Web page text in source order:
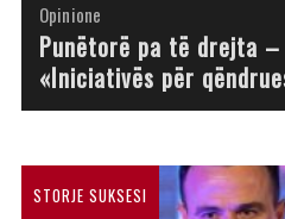
Opinione
Opinione
Punëtorë pa të drejta
«Iniciativës për
Opinione
Opinione
Opinione
Opinione
Opinione
Opinione
STORJE SUKSESI